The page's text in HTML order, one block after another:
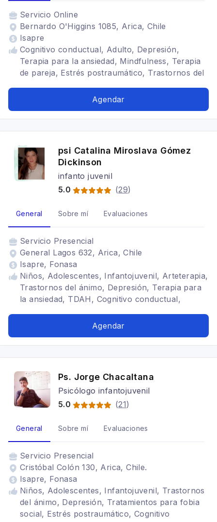
Servicio Online
Bernardo O'Higgins 1085, Arica, Chile
Isapre
Cognitivo conductual, Adulto, Depresión,
Terapia para la ansiedad, Mindfulness, Terapia
de pareja, Estrés postraumático, Trastornos del
Agendar
psi Catalina Miroslava Gómez
Dickinson
infanto juvenil
5.0
(29)
General Sobre mí Evaluaciones
Servicio Presencial
General Lagos 632, Arica, Chile
Isapre, Fonasa
Niños, Adolescentes, Infantojuvenil, Arteterapia,
Trastornos del ánimo, Depresión, Terapia para
la ansiedad, TDAH, Cognitivo conductual,
postraumático, Trastornos de la personalidad
Agendar
Ps. Jorge Chacaltana
Psicólogo infantojuvenil
5.0
(21)
General Sobre mí Evaluaciones
Servicio Presencial
Cristóbal Colón 130, Arica, Chile.
Isapre, Fonasa
Niños, Adolescentes, Infantojuvenil, Trastornos
del ánimo, Depresión, Tratamientos para fobia
social, Estrés postraumático, Cognitivo